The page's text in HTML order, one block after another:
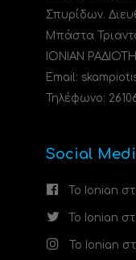
Σπυρίδων.
Μπάστα
ΙΟΝΙΑΝ
Email:
Τηλέφωνο:
Social
Το Ionian
Το Ionian
Το Ionian